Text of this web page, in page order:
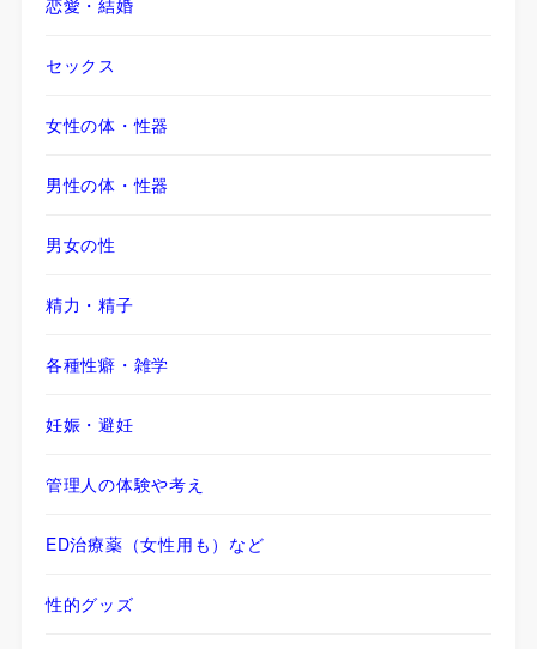
セックス
女性の体・性器
男性の体・性器
男女の性
精力・精子
各種性癖・雑学
妊娠・避妊
管理人の体験や考え
ED治療薬（女性用も）など
性的グッズ